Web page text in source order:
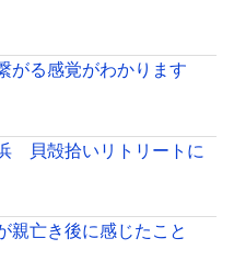
がる感覚がわかります
貝殻拾いリトリートに
親亡き後に感じたこと